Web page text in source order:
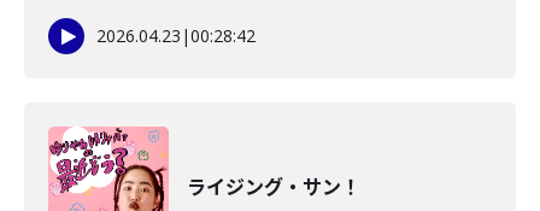
2026.04.23 |00:28:42
ライジング・サン！